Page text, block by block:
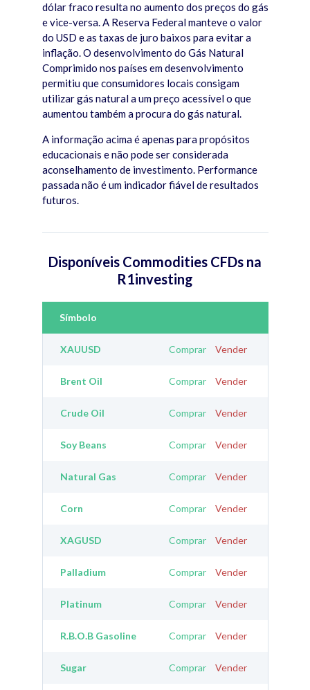
dólar fraco resulta no aumento dos preços do gás
e vice-versa. A Reserva Federal manteve o valor
do USD e as taxas de juro baixos para evitar a
inflação. O desenvolvimento do Gás Natural
Comprimido nos países em desenvolvimento
permitiu que consumidores locais consigam
utilizar gás natural a um preço acessível o que
aumentou também a procura do gás natural.
A informação acima é apenas para propósitos
educacionais e não pode ser considerada
aconselhamento de investimento. Performance
passada não é um indicador fiável de resultados
futuros.
Disponíveis Commodities CFDs na
R1investing
Símbolo
XAUUSD Comprar Vender
Brent Oil Comprar Vender
Crude Oil Comprar Vender
Soy Beans Comprar Vender
Natural Gas Comprar Vender
Corn Comprar Vender
XAGUSD Comprar Vender
Palladium Comprar Vender
Platinum Comprar Vender
R.B.O.B Gasoline Comprar Vender
Sugar Comprar Vender